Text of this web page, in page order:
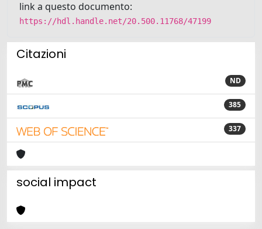
link a questo documento:
https://hdl.handle.net/20.500.11768/47199
Citazioni
ND
385
337
social impact